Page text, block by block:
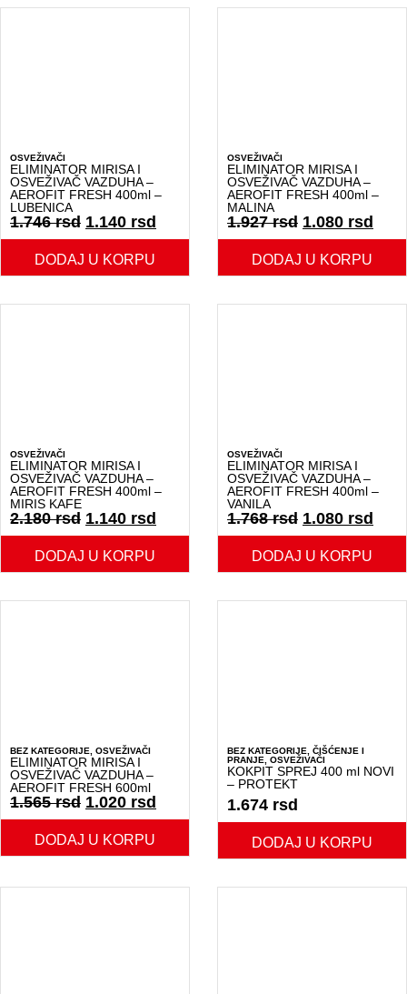
OSVEŽIVAČI
ELIMINATOR MIRISA I
OSVEŽIVAČ VAZDUHA –
AEROFIT FRESH 400ml –
LUBENICA
1.746rsd 1.140 rsd
DODAJ U KORPU
OSVEŽIVAČI
ELIMINATOR MIRISA I
OSVEŽIVAČ VAZDUHA –
AEROFIT FRESH 400ml –
MALINA
1.927rsd 1.080 rsd
DODAJ U KORPU
OSVEŽIVAČI
ELIMINATOR MIRISA I
OSVEŽIVAČ VAZDUHA –
AEROFIT FRESH 400ml –
MIRIS KAFE
2.180rsd 1.140 rsd
DODAJ U KORPU
OSVEŽIVAČI
ELIMINATOR MIRISA I
OSVEŽIVAČ VAZDUHA –
AEROFIT FRESH 400ml –
VANILA
1.768rsd 1.080 rsd
DODAJ U KORPU
BEZ KATEGORIJE, OSVEŽIVAČI
ELIMINATOR MIRISA I
OSVEŽIVAČ VAZDUHA –
AEROFIT FRESH 600ml
1.565rsd 1.020 rsd
DODAJ U KORPU
BEZ KATEGORIJE, ČIŠĆENJE I
PRANJE, OSVEŽIVAČI
KOKPIT SPREJ 400 ml NOVI
– PROTEKT
1.674 rsd
DODAJ U KORPU